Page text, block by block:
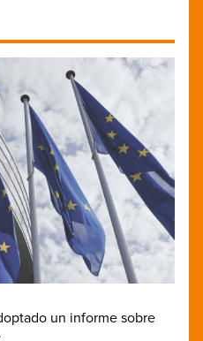
un informe sobre